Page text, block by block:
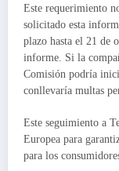
Este requerimiento
solicitado esta
plazo hasta el 21 de
informe. Si la
Comisión podría
conllevaría multas
Este seguimiento a
Europea para
para los